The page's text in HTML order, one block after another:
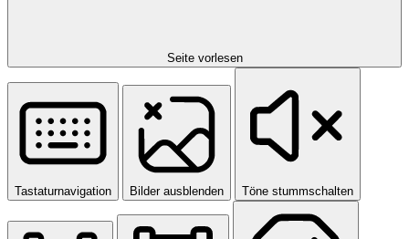
Seite vorlesen
Tastaturnavigation Bilder ausblenden Töne stummschalten